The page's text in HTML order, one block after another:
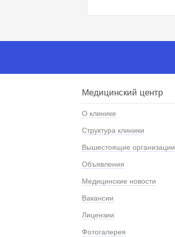
Медицинский центр
О клинике
Структура клиники
Вышестоящие организации
Объявления
Медицинские новости
Вакансии
Лицензии
Фотогалерея